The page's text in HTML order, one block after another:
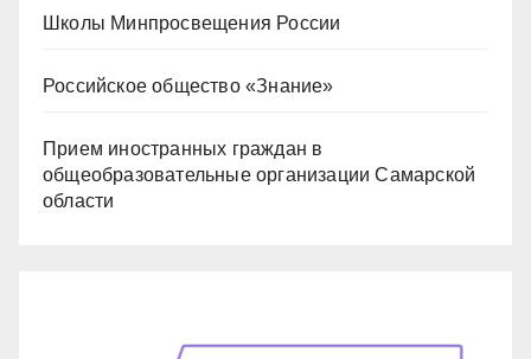
Школы Минпросвещения России
Российское общество «Знание»
Прием иностранных граждан в
общеобразовательные организации Самарской
области